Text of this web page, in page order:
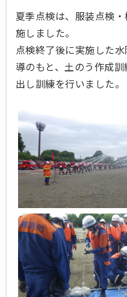
夏季点検は、服装点検
施しました。
点検終了後に実施した
導のもと、土のう作成
出し訓練を行いました。